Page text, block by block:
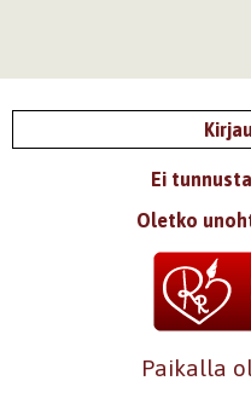
Ei
Oletko
Paikalla